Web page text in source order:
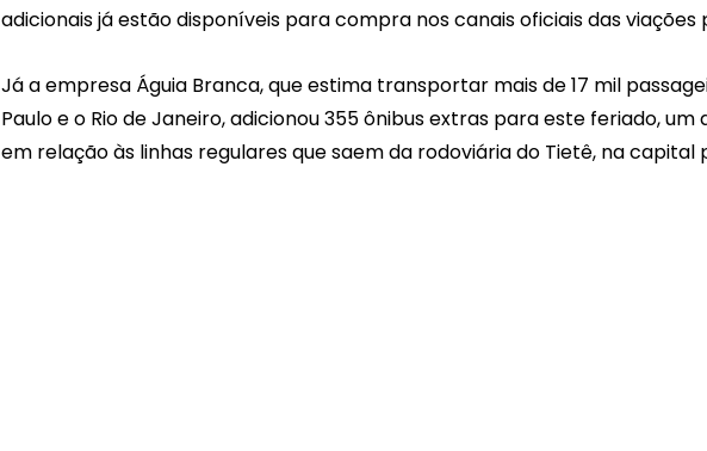
adicionais já estão disponíveis para compra nos canais oficiais das
Já a empresa Águia Branca, que estima transportar mais de 17 mil
Paulo e o Rio de Janeiro, adicionou 355 ônibus extras para este feriado, um
em relação às linhas regulares que saem da rodoviária do Tietê, na capital